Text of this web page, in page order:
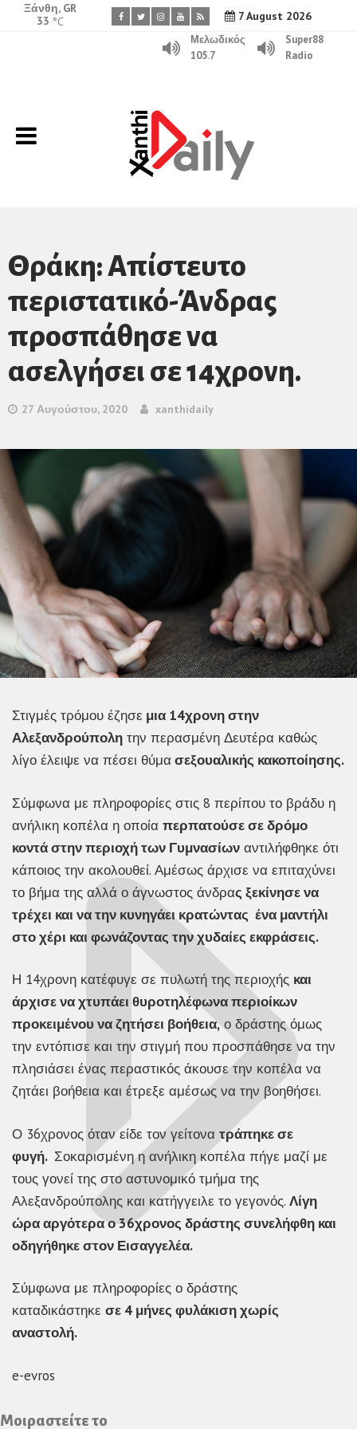
7 August 2026
Ξάνθη, GR
33 °C
Μελωδικός
105.7
Super88
Radio
Θράκη: Απίστευτο
περιστατικό-Άνδρας
προσπάθησε να
ασελγήσει σε 14χρονη.
27 Αυγούστου, 2020 xanthidaily
Στιγμές τρόμου έζησε μια 14χρονη στην
Αλεξανδρούπολη την περασμένη Δευτέρα καθώς
λίγο έλειψε να πέσει θύμασεξουαλικής κακοποίησης.
Σύμφωνα με πληροφορίες στις 8 περίπου το βράδυ η
ανήλικη κοπέλα η οποία περπατούσε σε δρόμο
κοντά στην περιοχή των Γυμνασίων αντιλήφθηκε ότι
κάποιος την ακολουθεί. Αμέσως άρχισε να επιταχύνει
το βήμα της αλλά ο άγνωστος άνδρας ξεκίνησε να
τρέχει και να την κυνηγάει κρατώντας ένα μαντήλι
στο χέρι και φωνάζοντας την χυδαίες εκφράσεις.
Η 14χρονη κατέφυγε σε πυλωτή της περιοχής και
άρχισε να χτυπάει θυροτηλέφωνα περιοίκων
προκειμένου να ζητήσει βοήθεια,ο δράστης όμως
την εντόπισε και την στιγμή που προσπάθησε να την
πλησιάσει ένας περαστικός άκουσε την κοπέλα να
ζητάει βοήθεια και έτρεξε αμέσως να την βοηθήσει.
Ο 36χρονος όταν είδε τον γείτονα τράπηκε σε
φυγή. Σοκαρισμένη η ανήλικη κοπέλα πήγε μαζί με
τους γονεί της στο αστυνομικό τμήμα της
Αλεξανδρούπολης και κατήγγειλε το γεγονός. Λίγη
ώρα αργότερα ο 36χρονος δράστης συνελήφθη και
οδηγήθηκε στον Εισαγγελέα.
Σύμφωνα με πληροφορίες ο δράστης
καταδικάστηκε σε 4 μήνες φυλάκιση χωρίς
αναστολή.
e-evros
Μοιραστείτε το